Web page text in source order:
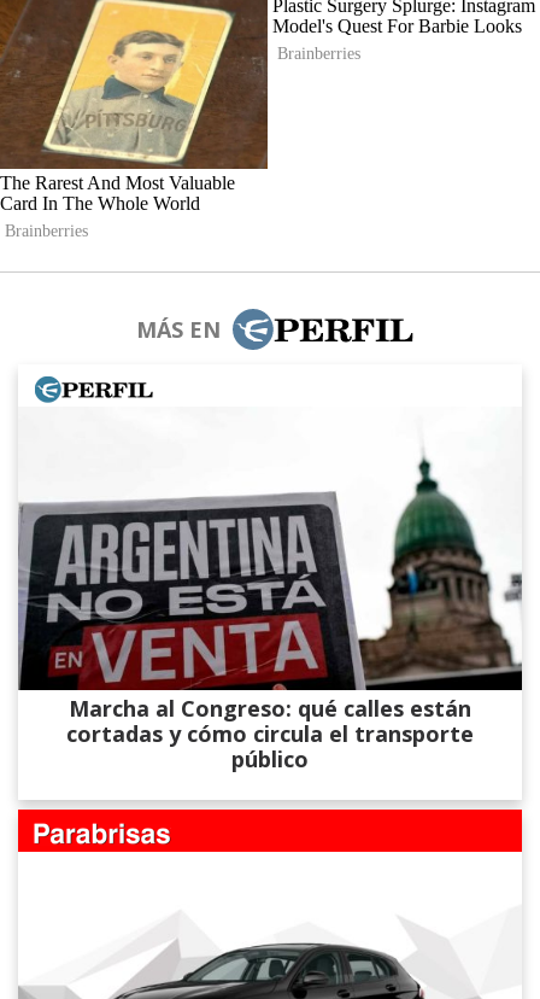
MÁS EN
Marcha al Congreso: qué calles están
cortadas y cómo circula el transporte
público